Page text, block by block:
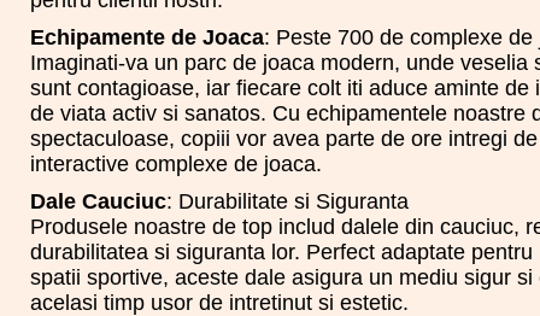
Echipamente de Joaca: Peste 700 de complexe
Imaginati-va un parc de joaca modern, unde veselia
sunt contagioase, iar fiecare colt iti aduce aminte de
de viata activ si sanatos. Cu echipamentele noastre
spectaculoase, copiii vor avea parte de ore intregi
interactive complexe de joaca.
Dale Cauciuc: Durabilitate si Siguranta
Produsele noastre de top includ dalele din cauciuc,
durabilitatea si siguranta lor. Perfect adaptate
spatii sportive, aceste dale asigura un mediu sigur
acelasi timp usor de intretinut si estetic.